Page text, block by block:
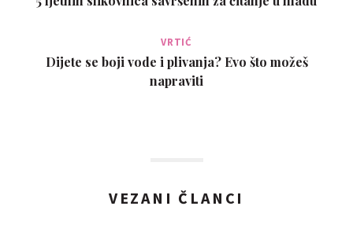
VRTIĆ
Dijete se boji vode i plivanja? Evo što možeš
napraviti
VEZANI ČLANCI